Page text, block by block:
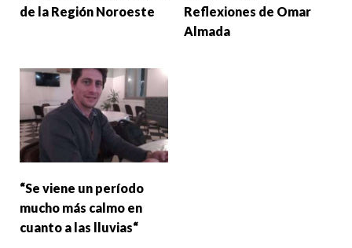
de la Región Noroeste
Reflexiones de Omar
Almada
“Se viene un período
mucho más calmo en
cuanto a las lluvias“